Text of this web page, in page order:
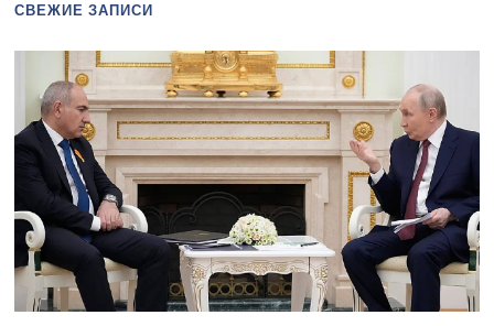
СВЕЖИЕ ЗАПИСИ